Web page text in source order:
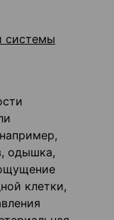
системы
одышка,
клетки,